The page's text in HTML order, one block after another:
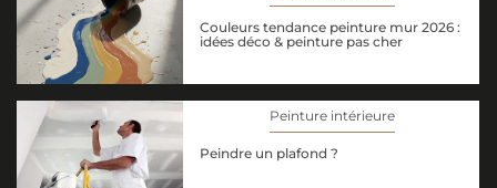
Couleurs tendance peinture mur 2026 :
idées déco & peinture pas cher
Peinture intérieure
Peindre un plafond ?